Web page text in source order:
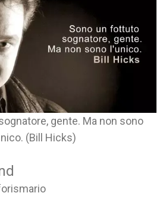
gente. Ma non sono
(Bill Hicks)